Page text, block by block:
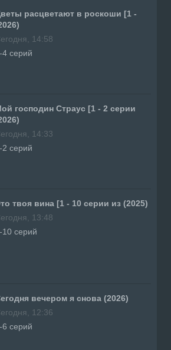
расцветают в роскоши [1 -
14:58
4 серий
господин Страус [1 - 2 серии
14:33
2 серий
твоя вина [1 - 10 серии из (2025)
13:48
10 серий
вечером я снова (2026)
12:36
6 серий